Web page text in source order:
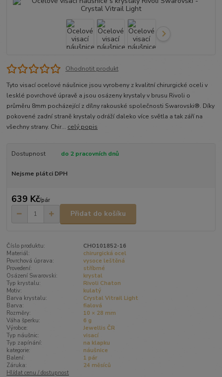
Ohodnotit produkt
Tyto visací ocelové náušnice jsou vyrobeny z kvalitní chirurgické oceli v
lesklé povrchové úpravě a jsou osázeny krystaly v brusu Rivoli o
průměru 8mm pocházející z dílny rakouské společnosti Swarovski®. Díky
pokovené zadní straně krystaly odráží daleko více světla a tak září na
všechny strany. Chir... celý popis
Dostupnost do 2 pracovních dnů
Nejsme plátci DPH
639 Kč/pár
Přidat do košíku
Číslo produktu:
CHO101852-16
Materiál:
chirurgická ocel
Povrchová úprava:
vysoce leštěná
Provedení:
stříbrné
Osázení Swarovski:
krystal
Typ krystalu:
Rivoli Chaton
Motiv:
kulatý
Barva krystalu:
Crystal Vitrail Light
Barva:
fialová
Rozměry:
10 × 28 mm
Váha šperku:
6 g
Výrobce:
Jewellis ČR
Typ náušnic:
visací
Typ zapínání:
na klapku
kategorie:
náušnice
Balení:
1 pár
Záruka:
24 měsíců
Hlídat cenu / dostupnost